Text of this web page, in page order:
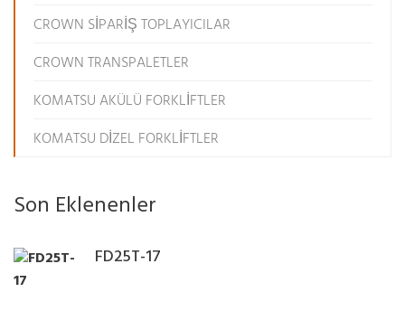
CROWN SİPARİŞ TOPLAYICILAR
CROWN TRANSPALETLER
KOMATSU AKÜLÜ FORKLİFTLER
KOMATSU DİZEL FORKLİFTLER
Son Eklenenler
FD25T-17